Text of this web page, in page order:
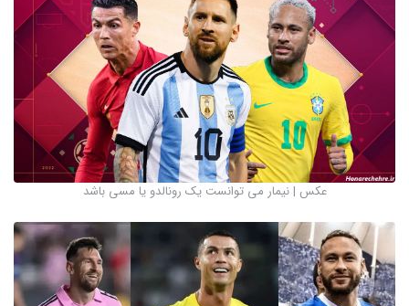
عکس | نیمار می توانست یک رونالدو یا مسی باشد